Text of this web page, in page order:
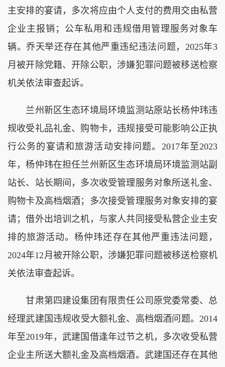
主安排的宴请，多次将应由个人支付的费用交由私营
企业主报销；公车私用和违规借用管理服务对象车
辆。乔天举还存在其他严重违纪违法问题，2025年3
月被开除党籍、开除公职，涉嫌犯罪问题被移送检察
机关依法审查起诉。
兰州新区生态环境局环境监测站原站长杨仲玮违
规收受礼品礼金、购物卡，违规接受可能影响公正执
行公务的宴请和旅游活动安排问题。2017年至2023
年，杨仲玮在担任兰州新区生态环境局环境监测站副
站长、站长期间，多次收受管理服务对象所送礼金、
购物卡及高档烟酒；多次接受管理服务对象安排的宴
请；借外出培训之机，与家人共同接受私营企业主安
排的旅游活动。杨仲玮还存在其他严重违法问题，
2024年12月被开除公职，涉嫌犯罪问题被移送检察机
关依法审查起诉。
甘肃第四建设集团有限责任公司原党委常委、总
经理武建国违规收受大额礼金、高档烟酒问题。2014
年至2019年，武建国借逢年过节之机，多次收受私营
企业主所送大额礼金及高档烟酒。武建国还存在其他